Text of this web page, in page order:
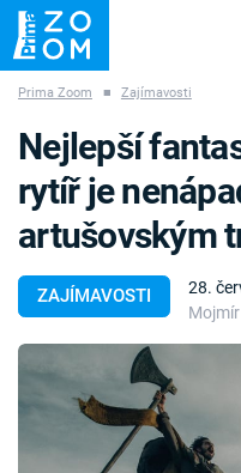
ZÁHADY VETŘELCI
Témata
Témata
Prima Zoom ■ Zajímavosti
ZAJÍMAVOSTI
28.
Nejlepší
rytíř je
artušovským